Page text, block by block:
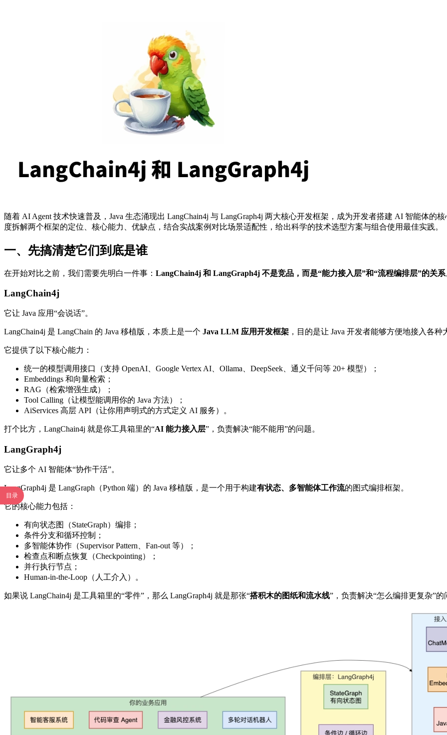
目录
随着 AI Agent 技术快速普及，Java 生态涌现出 LangChain4j 与 LangGraph4j 两大核心开发框架，成为开发者搭建 AI 智能体
度拆解两个框架的定位、核心能力、优缺点，结合实战案例对比场景适配性，给出科学的技术选型方案与组合使用最佳实践。
一、先搞清楚它们到底是谁
在开始对比之前，我们需要先明白一件事： LangChain4j 和 LangGraph4j 不是竞品，而是“能力接入层”和“流程编排层”的关系
LangChain4j
它让 Java 应用“会说话”。
LangChain4j 是 LangChain 的 Java 移植版，本质上是一个 Java LLM 应用开发框架 ，目的是让 Java 开发者能够方便地接入各
它提供了以下核心能力：
统一的模型调用接口（支持 OpenAI、Google Vertex AI、Ollama、DeepSeek、通义千问等 20+ 模型）；
Embeddings 和向量检索；
RAG（检索增强生成）；
Tool Calling（让模型能调用你的 Java 方法）；
AiServices 高层 API（让你用声明式的方式定义 AI 服务）。
打个比方，LangChain4j 就是你工具箱里的“AI 能力接入层”，负责解决“能不能用”的问题。
LangGraph4j
它让多个 AI 智能体“协作干活”。
LangGraph4j 是 LangGraph（Python 端）的 Java 移植版，是一个用于构建有状态、多智能体工作流的图式编排框架。
它的核心能力包括：
有向状态图（StateGraph）编排；
条件分支和循环控制；
多智能体协作（Supervisor Pattern、Fan-out 等）；
检查点和断点恢复（Checkpointing）；
并行执行节点；
Human-in-the-Loop（人工介入）。
如果说 LangChain4j 是工具箱里的“零件”，那么 LangGraph4j 就是那张“搭积木的图纸和流水线”，负责解决“怎么编排更复杂”的